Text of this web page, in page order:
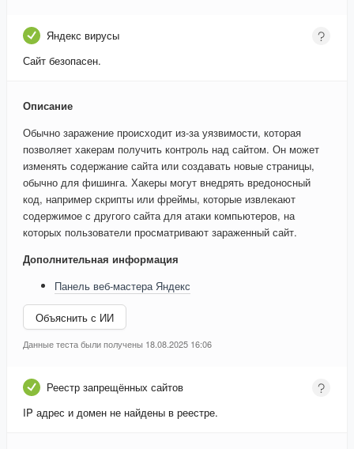
Яндекс вирусы
Сайт безопасен.
Описание
Обычно заражение происходит из-за уязвимости, которая
позволяет хакерам получить контроль над сайтом. Он может
изменять содержание сайта или создавать новые страницы,
обычно для фишинга. Хакеры могут внедрять вредоносный
код, например скрипты или фреймы, которые извлекают
содержимое с другого сайта для атаки компьютеров, на
которых пользователи просматривают зараженный сайт.
Дополнительная информация
Панель веб-мастера Яндекс
Объяснить с ИИ
Данные теста были получены 18.08.2025 16:06
Реестр запрещённых сайтов
IP адрес и домен не найдены в реестре.